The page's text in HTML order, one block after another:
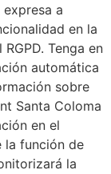
a
en la
Tenga en
automática
sobre
Santa Coloma
en el
la función de
la